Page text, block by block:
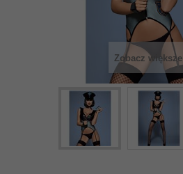
Zobacz większe